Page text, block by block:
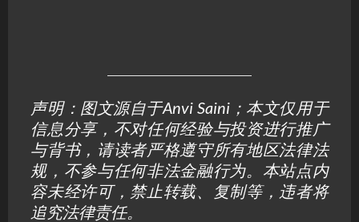
声明：图文源自于Anvi Saini；本文仅用于
信息分享，不对任何经验与投资进行推广
与背书，请读者严格遵守所有地区法律法
规，不参与任何非法金融行为。本站点内
容未经许可，禁止转载、复制等，违者将
追究法律责任。